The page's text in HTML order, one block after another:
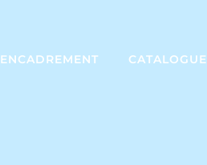
ENCADREMENT CATALOGUE